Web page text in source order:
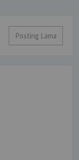
Posting Lama